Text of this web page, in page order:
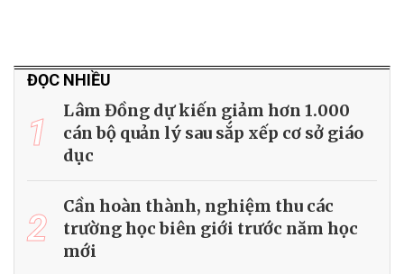
ĐỌC NHIỀU
1
Lâm Đồng dự kiến giảm hơn 1.000
cán bộ quản lý sau sắp xếp cơ sở giáo
dục
2
Cần hoàn thành, nghiệm thu các
trường học biên giới trước năm học
mới